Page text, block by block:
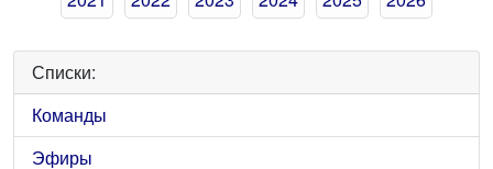
Списки:
Команды
Эфиры